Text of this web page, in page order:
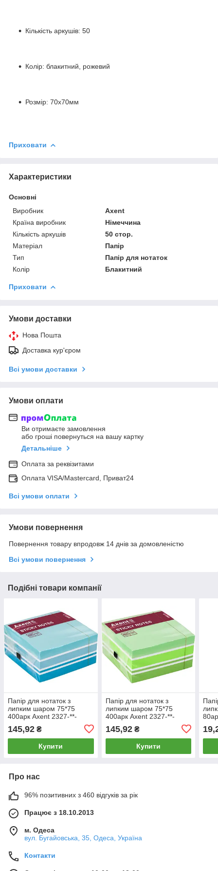
Кількість аркушів: 50
Колір: блакитний, рожевий
Розмір: 70x70мм
Приховати
Характеристики
Основні
Виробник
Axent
Країна виробник
Німеччина
Кількість аркушів
50 стор.
Матеріал
Папір
Тип
Папір для нотаток
Колір
Блакитний
Приховати
Умови доставки
Нова Пошта
Доставка кур'єром
Всі умови доставки
Умови оплати
Ви отримаєте замовлення
або гроші повернуться на вашу картку
Детальніше
Оплата за реквізитами
Оплата VISA/Mastercard, Приват24
Всі умови оплати
Умови повернення
Повернення товару впродовж 14 днів за домовленістю
Всі умови повернення
Подібні товари компанії
Папір для нотаток з
липким шаром 75*75
400арк Axent 2327-**-
145,92 ₴
Купити
Папір для нотаток з
липким шаром 75*75
400арк Axent 2327-**-
145,92₴
Купити
Про нас
96% позитивних з 460 відгуків за рік
Працює з 18.10.2013
м. Одеса
вул. Бугайовська, 35, Одеса, Україна
Контакти